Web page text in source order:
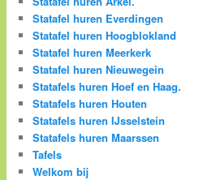
Statafel huren Everdingen
Statafel huren Hoogblokland
Statafel huren Meerkerk
Statafel huren Nieuwegein
Statafels huren Hoef en Haag.
Statafels huren Houten
Statafels huren IJsselstein
Statafels huren Maarssen
Tafels
Welkom bij